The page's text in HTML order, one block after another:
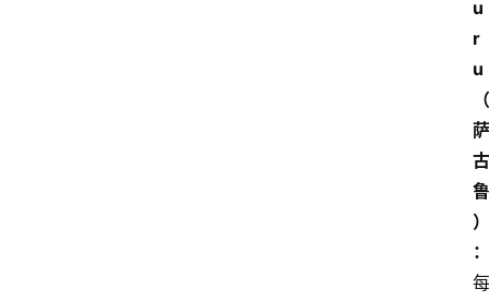
u
r
u
（
萨
古
鲁
）
：
每